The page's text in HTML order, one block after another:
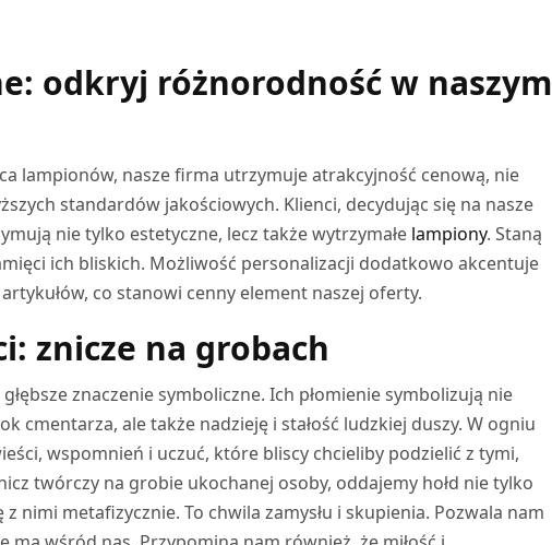
odkryj różnorodność w naszym
lampionów, nasze firma utrzymuje atrakcyjność cenową, nie
standardów jakościowych. Klienci, decydując się na nasze
nie tylko estetyczne, lecz także wytrzymałe lampiony. Staną
ich bliskich. Możliwość personalizacji dodatkowo akcentuje
co stanowi cenny element naszej oferty.
znicze na grobach
znaczenie symboliczne. Ich płomienie symbolizują nie
cmentarza, ale także nadzieję i stałość ludzkiej duszy. W ogniu
wspomnień i uczuć, które bliscy chcieliby podzielić z tymi,
twórczy na grobie ukochanej osoby, oddajemy hołd nie tylko
z nimi metafizycznie. To chwila zamysłu i skupienia. Pozwala nam